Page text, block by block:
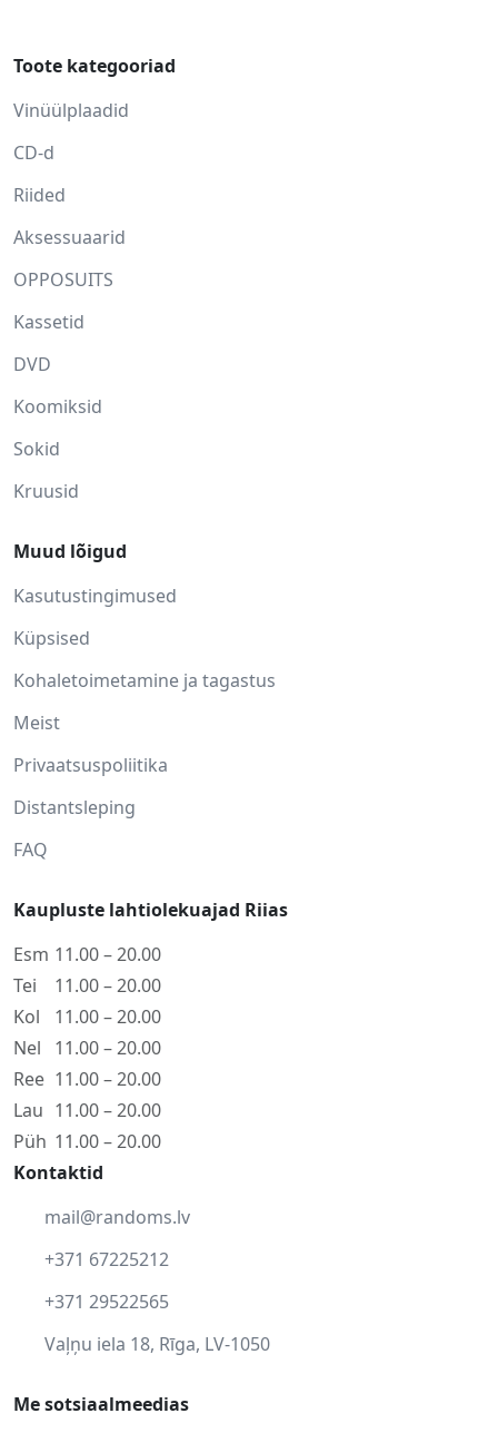
Toote kategooriad
Vinüülplaadid
CD-d
Riided
Aksessuaarid
OPPOSUITS
Kassetid
DVD
Koomiksid
Sokid
Kruusid
Muud lõigud
Kasutustingimused
Küpsised
Kohaletoimetamine ja tagastus
Meist
Privaatsuspoliitika
Distantsleping
FAQ
Kaupluste lahtiolekuajad Riias
Esm 11.00 – 20.00
Tei
11.00 – 20.00
Kol
11.00 – 20.00
Nel
11.00 – 20.00
Ree 11.00 – 20.00
Lau 11.00 – 20.00
Püh 11.00 – 20.00
Kontaktid
mail@randoms.lv
+371 67225212
+371 29522565
Vaļņu iela 18, Rīga, LV-1050
Me sotsiaalmeedias